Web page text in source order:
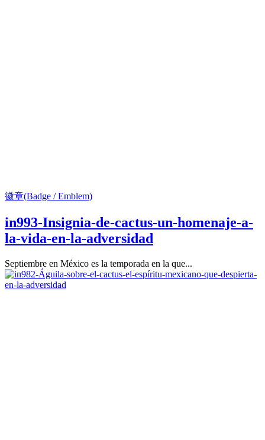
徽章(Badge / Emblem)
in993-Insignia-de-cactus-un-homenaje-a-
la-vida-en-la-adversidad
Septiembre en México es la temporada en la que...